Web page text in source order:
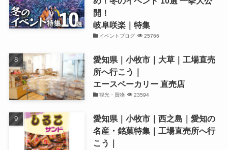
開！
岐阜咲楽｜特集
イベントブログ 25766
愛知県｜小牧市｜大草｜工場直売
所へ行こう｜
エースベーカリー 直売店
観光・買物 23594
愛知県｜小牧市｜西之島｜愛知の
名産・銘菓特集｜工場直売所へ行
こう｜